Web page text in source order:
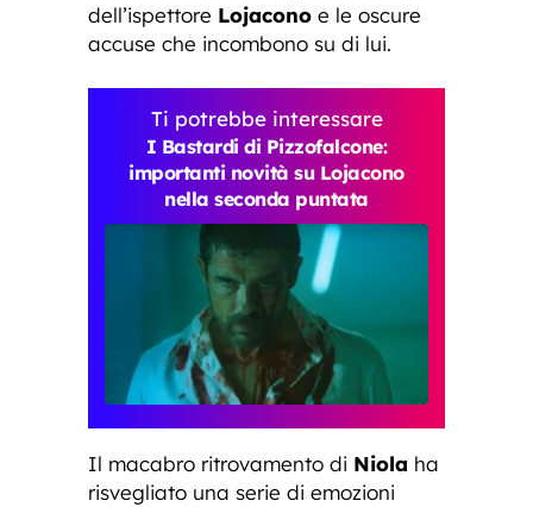
dell’ispettore Lojacono e le oscure
accuse che incombono su di lui.
Ti potrebbe interessare
I Bastardi di Pizzofalcone:
importanti novità su Lojacono
nella seconda puntata
Il macabro ritrovamento di Niola ha
risvegliato una serie di emozioni